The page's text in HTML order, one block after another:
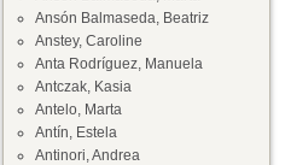
Ansón Balmaseda, Beatriz
Anstey, Caroline
Anta Rodríguez, Manuela
Antczak, Kasia
Antelo, Marta
Antín, Estela
Antinori, Andrea